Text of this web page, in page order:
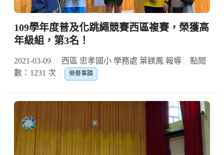
109學年度普及化跳繩競賽西區複賽，榮獲高
年級組，第3名！
2021-03-09 西區 忠孝國小 學務處 葉鎂鳳 報導
點閱
數：1231 次
榮譽事蹟